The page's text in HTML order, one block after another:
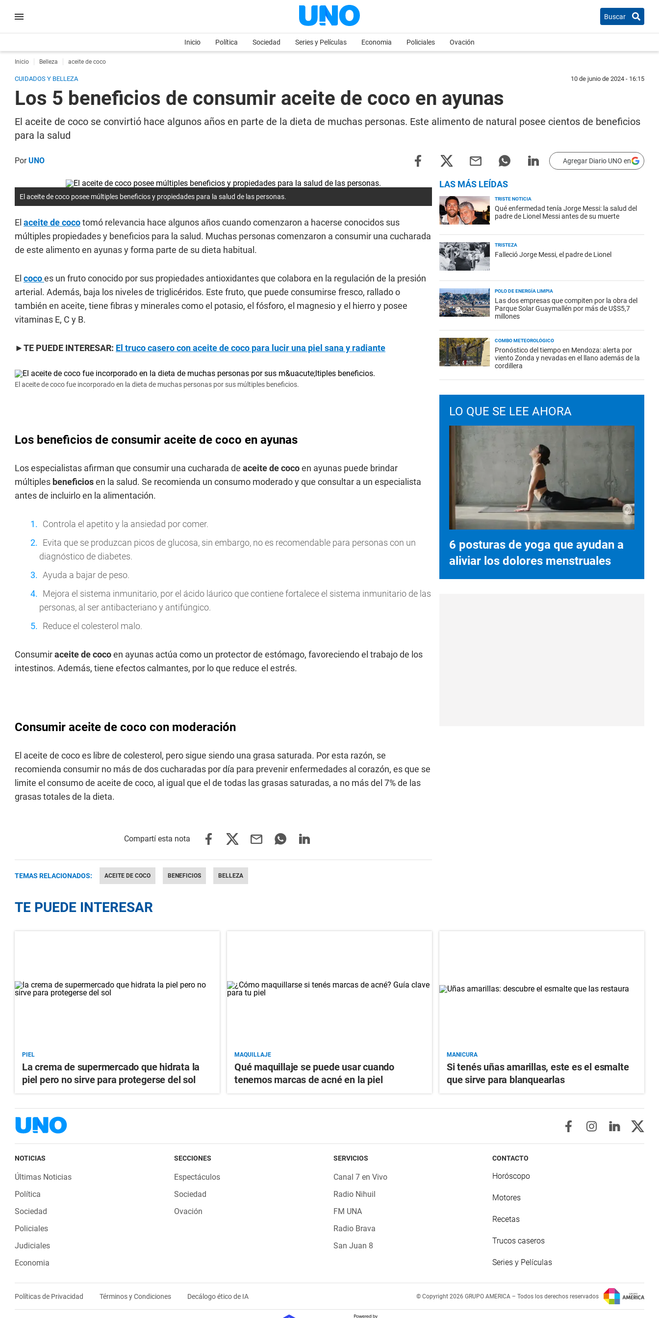
Buscar
Inicio Política Sociedad Series y Películas Economia Policiales Ovación
Inicio Belleza aceite de coco
CUIDADOS Y BELLEZA 10 de junio de 2024 - 16:15
Los 5 beneficios de consumir aceite de coco en ayunas
El aceite de coco se convirtió hace algunos años en parte de la dieta de muchas personas. Este alimento de natural posee cientos de beneficios
para la salud
PorUNO Agregar Diario UNO en
El aceite de coco posee múltiples beneficios y propiedades para la salud de las personas.
El aceite de cocotomó relevancia hace algunos años cuando comenzaron a hacerse conocidos sus
múltiples propiedades y beneficios para la salud. Muchas personas comenzaron a consumir una cucharada
de este alimento en ayunas y forma parte de su dieta habitual.
El cocoes un fruto conocido por sus propiedades antioxidantes que colabora en la regulación de la presión
arterial. Además, baja los niveles de triglicéridos. Este fruto, que puede consumirse fresco, rallado o
también en aceite, tiene fibras y minerales como el potasio, el fósforo, el magnesio y el hierro y posee
vitaminas E, C y B.
►TE PUEDE INTERESAR: El truco casero con aceite de coco para lucir una piel sana y radiante
El aceite de coco fue incorporado en la dieta de muchas personas por sus múltiples beneficios.
Los beneficios de consumir aceite de coco en ayunas
Los especialistas afirman que consumir una cucharada de aceite de cocoen ayunas puede brindar
múltiples beneficiosen la salud. Se recomienda un consumo moderado y que consultar a un especialista
antes de incluirlo en la alimentación.
Controla el apetito y la ansiedad por comer.
Evita que se produzcan picos de glucosa, sin embargo, no es recomendable para personas con un
diagnóstico de diabetes.
Ayuda a bajar de peso.
Mejora el sistema inmunitario, por el ácido láurico que contiene fortalece el sistema inmunitario de las
personas, al ser antibacteriano y antifúngico.
Reduce el colesterol malo.
Consumiraceite de cocoen ayunas actúa como un protector de estómago, favoreciendo el trabajo de los
intestinos. Además, tiene efectos calmantes, por lo que reduce el estrés.
Consumir aceite de coco con moderación
El aceite de coco es libre de colesterol, pero sigue siendo una grasa saturada. Por esta razón, se
recomienda consumir no más de dos cucharadas por día para prevenir enfermedades al corazón, es que se
limite el consumo de aceite de coco, al igual que el de todas las grasas saturadas, a no más del 7% de las
grasas totales de la dieta.
TEMAS RELACIONADOS: ACEITE DE COCO BENEFICIOS BELLEZA
LAS MÁS LEÍDAS
TRISTE NOTICIA
Qué enfermedad tenía Jorge Messi: la salud del
padre de Lionel Messi antes de su muerte
TRISTEZA
Falleció Jorge Messi, el padre de Lionel
POLO DE ENERGÍA LIMPIA
Las dos empresas que compiten por la obra del
Parque Solar Guaymallén por más de U$S5,7
millones
COMBO METEOROLÓGICO
Pronóstico del tiempo en Mendoza: alerta por
viento Zonda y nevadas en el llano además de la
cordillera
LO QUE SE LEE AHORA
6 posturas de yoga que ayudan a
aliviar los dolores menstruales
TE PUEDE INTERESAR
PIEL
La crema de supermercado que hidrata la
piel pero no sirve para protegerse del sol
MAQUILLAJE
Qué maquillaje se puede usar cuando
tenemos marcas de acné en la piel
MANICURA
Si tenés uñas amarillas, este es el esmalte
que sirve para blanquearlas
NOTICIAS
Últimas Noticias
Política
Sociedad
Policiales
Judiciales
Economia
SECCIONES
Espectáculos
Sociedad
Ovación
SERVICIOS
Canal 7 en Vivo
Radio Nihuil
FM UNA
Radio Brava
San Juan 8
CONTACTO
Horóscopo
Motores
Recetas
Trucos caseros
Series y Películas
Políticas de Privacidad Términos y Condiciones Decálogo ético de IA © Copyright 2026 GRUPO AMERICA – Todos los derechos reservados